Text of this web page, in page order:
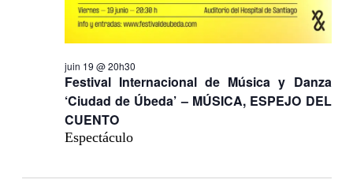
Festival Internacional de Música y Danza
‘Ciudad de Úbeda’ – MÚSICA, ESPEJO DEL
CUENTO
juin 19 @ 20h30
Espectáculo